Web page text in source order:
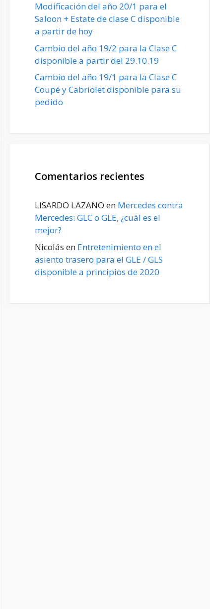
Modificación del año 20/1 para el
Saloon + Estate de clase C disponible
a partir de hoy
Cambio del año 19/2 para la Clase C
disponible a partir del 29.10.19
Cambio del año 19/1 para la Clase C
Coupé y Cabriolet disponible para su
pedido
Comentarios recientes
LISARDO LAZANO en Mercedes contra
Mercedes: GLC o GLE, ¿cuál es el
mejor?
Nicolás en Entretenimiento en el
asiento trasero para el GLE / GLS
disponible a principios de 2020